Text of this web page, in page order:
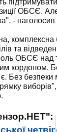
ОБСЄ.
- наголосив
комплексна
та
ОБСЄ над
кордоном.
є. Без